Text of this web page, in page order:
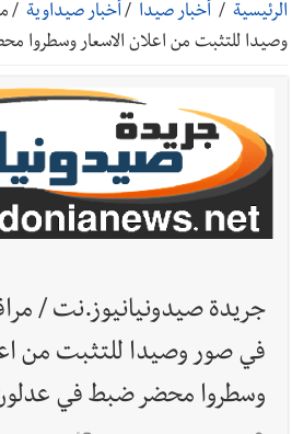
يرويها لبنان تؤسس للمستقبل لا سنة
أخبار صيدا طنبوريت -قضاء صيدا تفتتح
أخبار صيدا نادي أشمون الرياضي -
النهائية للدرجة الثالثة .. بثلاثية مستحقة
الرئيسية / أخبار صيدا / أخبار صيداوية /
وصيدا للتثبت من اعلان الاسعار وسطروا
جريدة صيدونيانيوز.نت /
في صور وصيدا للتثبت من
وسطروا محضر ضبط في